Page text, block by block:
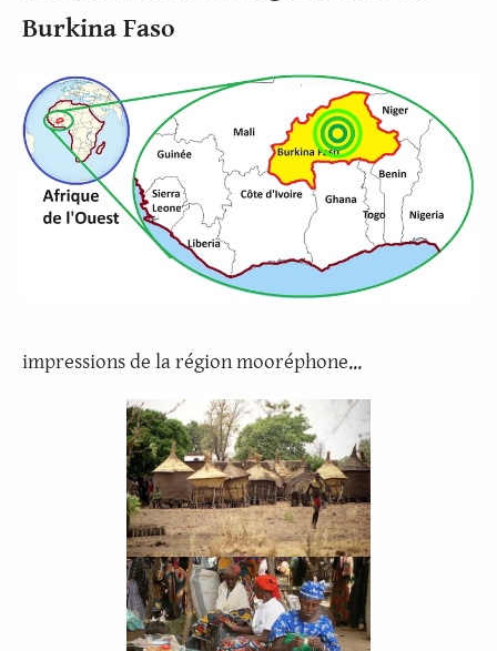
Burkina Faso
impressions de la région mooréphone...